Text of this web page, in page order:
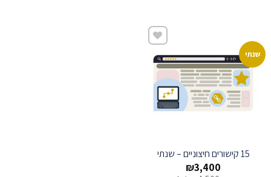
שנתי
שמור
15 קישורים חיצוניים – שנתי
₪3,400